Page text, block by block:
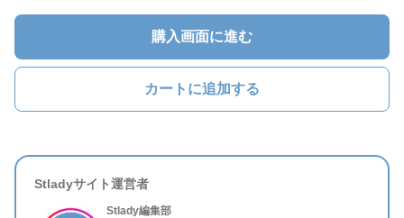
購入画面に進む
カートに追加する
Stladyサイト運営者
Stlady編集部